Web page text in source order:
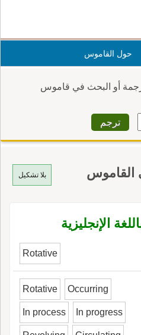
حول القاموس
أو البحث في قاموس
بلا تشكيل القاموس
الإنجليزية
Rotative
Rotative Occurring
In process In progress